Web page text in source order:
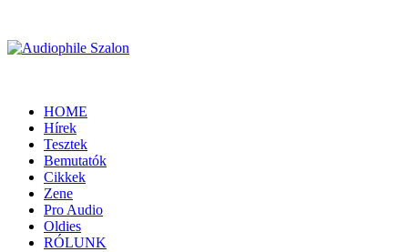
HOME
Hírek
Tesztek
Bemutatók
Cikkek
Zene
Pro Audio
Oldies
RÓLUNK